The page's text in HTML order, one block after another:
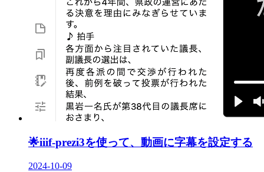
🌟iiif-prezi3を使って、動画に字幕を設定する
2024-10-09